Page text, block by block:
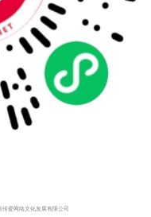
爱网络文化发展有限公司